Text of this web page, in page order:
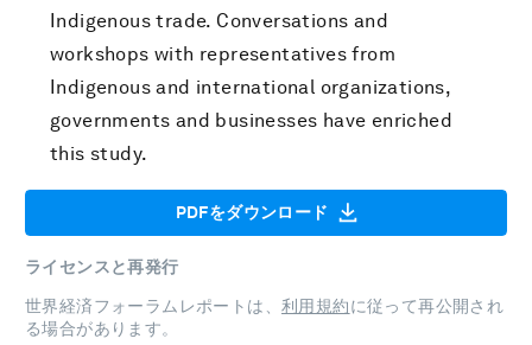
Indigenous trade. Conversations and
workshops with representatives from
Indigenous and international organizations,
governments and businesses have enriched
this study.
PDFをダウンロード
ライセンスと再発行
世界経済フォーラムレポートは、 利用規約に従って再公開され
る場合があります。